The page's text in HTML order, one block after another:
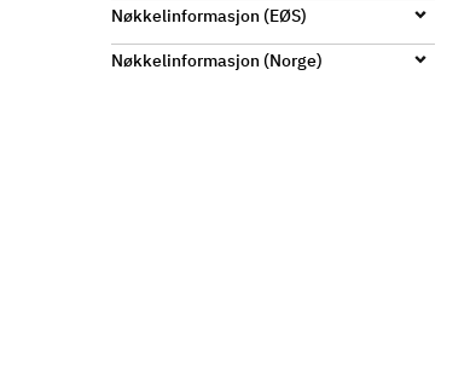
Nøkkelinformasjon (EØS)
Nøkkelinformasjon (Norge)